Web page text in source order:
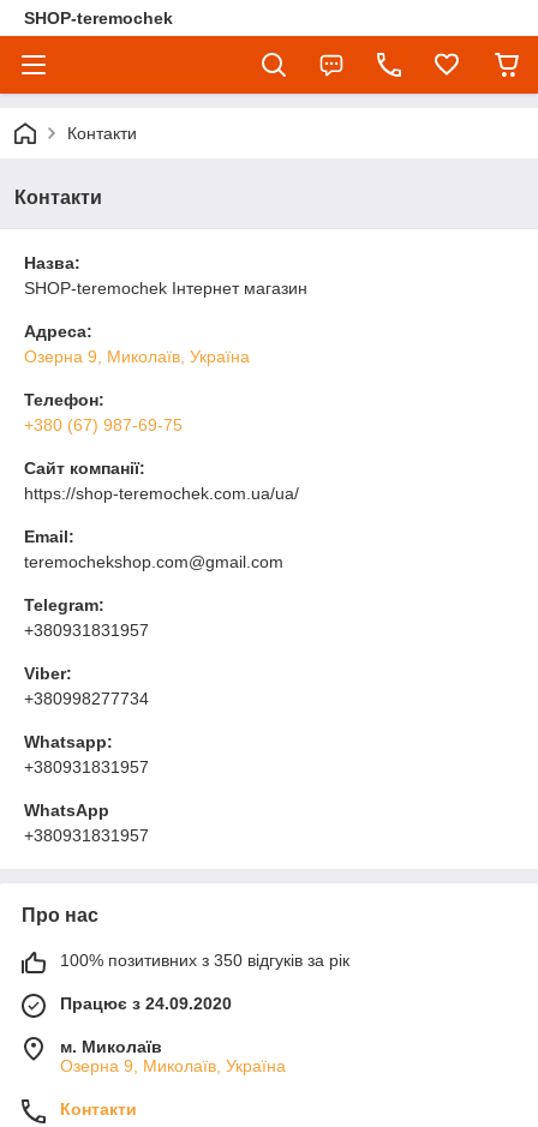
SHOP-teremochek
Контакти
Контакти
Назва:
SHOP-teremochek Інтернет магазин
Адреса:
Озерна 9, Миколаїв, Україна
Телефон:
+380 (67) 987-69-75
Сайт компанії:
https://shop-teremochek.com.ua/ua/
Email:
teremochekshop.com@gmail.com
Telegram:
+380931831957
Viber:
+380998277734
Whatsapp:
+380931831957
WhatsApp
+380931831957
Про нас
100% позитивних з 350 відгуків за рік
Працює з 24.09.2020
м. Миколаїв
Озерна 9, Миколаїв, Україна
Контакти